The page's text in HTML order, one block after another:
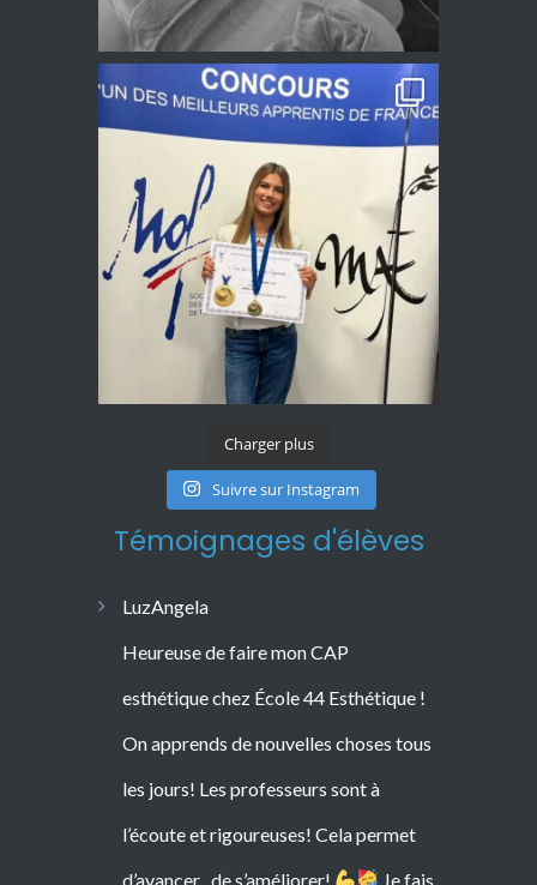
Charger plus
Suivre sur Instagram
Témoignages d'élèves
LuzAngela
Heureuse de faire mon CAP
esthétique chez École 44 Esthétique !
On apprends de nouvelles choses tous
les jours! Les professeurs sont à
l’écoute et rigoureuses! Cela permet
d’avancer , de s’améliorer!
Je fais